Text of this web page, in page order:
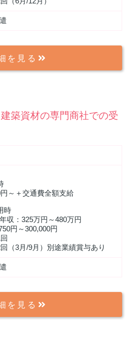
を見る
築資材の専門商社での受
～＋交通費全額支給
時
収：325万円～480万円
円～300,000円
（3月/9月）別途業績賞与あり
を見る